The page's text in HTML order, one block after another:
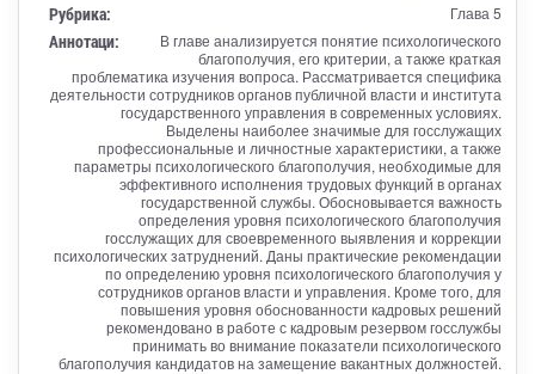
Рубрика: Глава 5
Аннотаци:
В главе анализируется понятие психологического
благополучия, его критерии, а также краткая
проблематика изучения вопроса. Рассматривается специфика
деятельности сотрудников органов публичной власти и института
государственного управления в современных условиях.
Выделены наиболее значимые для госслужащих
профессиональные и личностные характеристики, а также
параметры психологического благополучия, необходимые для
эффективного исполнения трудовых функций в органах
государственной службы. Обосновывается важность
определения уровня психологического благополучия
госслужащих для своевременного выявления и коррекции
психологических затруднений. Даны практические рекомендации
по определению уровня психологического благополучия у
сотрудников органов власти и управления. Кроме того, для
повышения уровня обоснованности кадровых решений
рекомендовано в работе с кадровым резервом госслужбы
принимать во внимание показатели психологического
благополучия кандидатов на замещение вакантных должностей.